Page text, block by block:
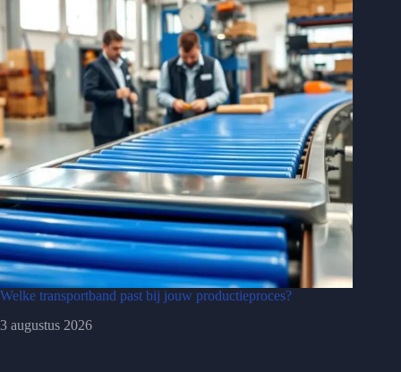
Welke transportband past bij jouw productieproces?
3 augustus 2026